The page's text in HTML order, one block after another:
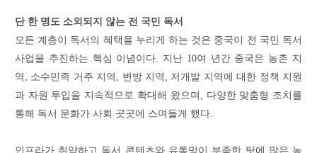
단 한 명도 소외되지 않는 전 국민 독서
모든 계층이 독서의 혜택을 누리게 하는 것은 중국이 전 국민 독서
사업을 추진하는 핵심 이념이다. 지난 10여 년간 중국은 농촌 지
역, 소수민족 거주 지역, 변방 지역, 저개발 지역에 대한 정책 지원
과 자원 투입을 지속적으로 확대해 왔으며, 다양한 맞춤형 조치를
통해 독서 문화가 사회 곳곳에 스며들게 했다.
인프라가 취약하고 독서 콘텐츠와 유통망이 부족한 탓에 많은 농